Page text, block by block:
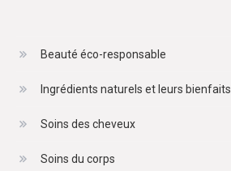
Beauté éco-responsable
Ingrédients naturels et leurs bienfaits
Soins des cheveux
Soins du corps